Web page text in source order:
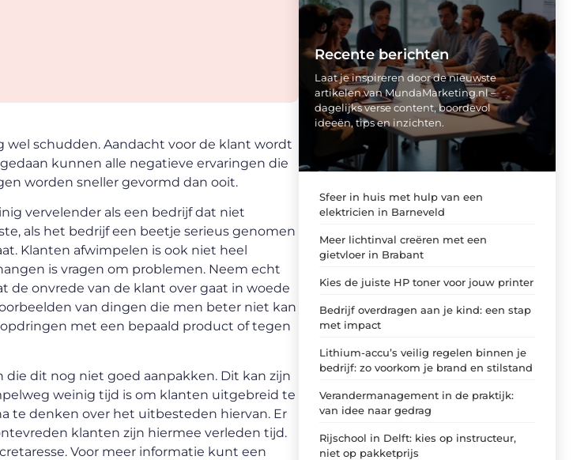
schudden. Aandacht voor de klant wordt
kunnen alle negatieve ervaringen die
worden sneller gevormd dan ooit.
vervelender als een bedrijf dat niet
als het bedrijf een beetje serieus genomen
Klanten afwimpelen is ook niet heel
is vragen om problemen. Neem echt
de onvrede van de klant over gaat in woede
van dingen die men beter niet kan
met een bepaald product of tegen
die dit nog niet goed aanpakken. Dit kan zijn
weinig tijd is om klanten uitgebreid te
te denken over het uitbesteden hiervan. Er
klanten zijn hiermee verleden tijd.
Voor meer informatie kunt een
Recente berichten
Laat je inspireren door de nieuwste
artikelen van MundaMarketing.nl –
dagelijks verse content, boordevol
ideeën, tips en inzichten.
Sfeer in huis met hulp van een
elektricien in Barneveld
Meer lichtinval creëren met een
gietvloer in Brabant
Kies de juiste HP toner voor jouw printer
Bedrijf overdragen aan je kind: een stap
met impact
Lithium-accu’s veilig regelen binnen je
bedrijf: zo voorkom je brand en stilstand
Verandermanagement in de praktijk:
van idee naar gedrag
Rijschool in Delft: kies op instructeur,
niet op pakketprijs